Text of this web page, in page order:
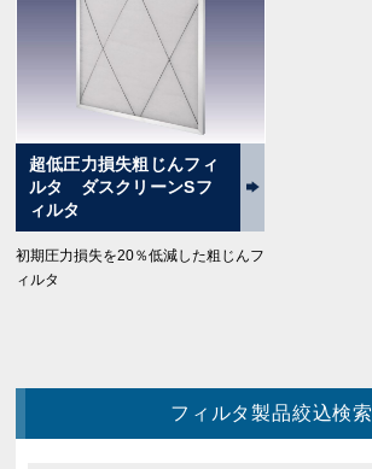
超低圧力損失粗じんフィ
ルタ ダスクリーンSフ
ィルタ
初期圧力損失を20％低減した粗じんフ
ィルタ
フィルタ製品絞込検索